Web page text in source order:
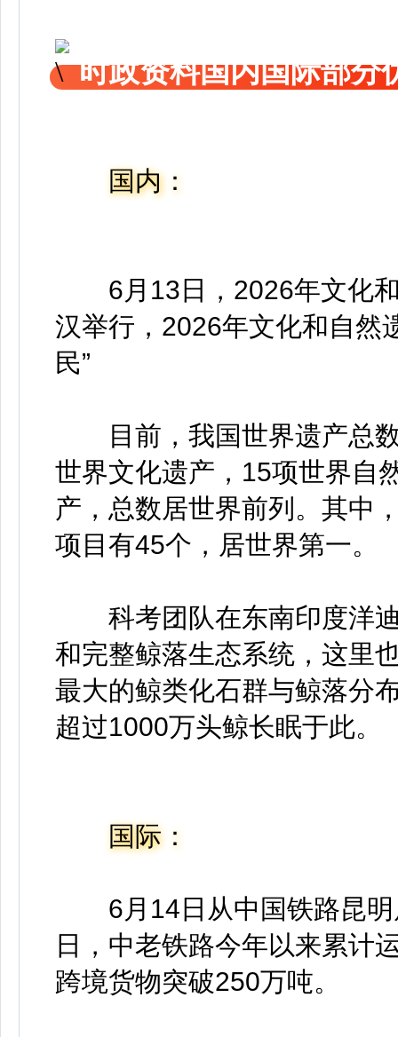
时政资料国内国际部分
国内：
6月13日，2026年文化和
汉举行，2026年文化和自然
民”
目前，我国世界遗产总数
世界文化遗产，15项世界自
产，总数居世界前列。其中
项目有45个，居世界第一。
科考团队在东南印度洋迪
和完整鲸落生态系统，这里
最大的鲸类化石群与鲸落分
超过1000万头鲸长眠于此。
国际：
6月14日从中国铁路昆明
日，中老铁路今年以来累计
跨境货物突破250万吨。